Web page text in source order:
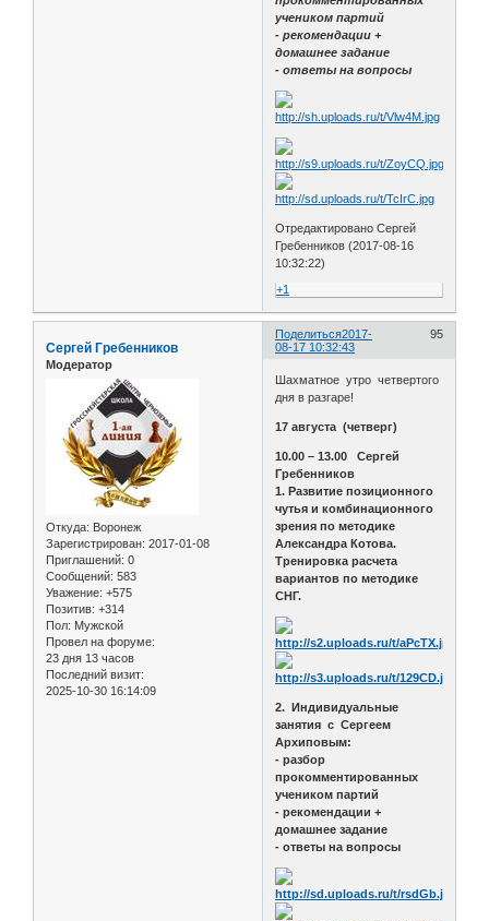
учеником партий
- рекомендации +
домашнее задание
- ответы на вопросы
Отредактировано Сергей
Гребенников (2017-08-16
10:32:22)
+1
Поделиться 95
2017-
08-17 10:32:43
Сергей Гребенников
Модератор
Откуда: Воронеж
Зарегистрирован: 2017-01-08
Приглашений: 0
Сообщений: 583
Уважение: +575
Позитив: +314
Пол: Мужской
Провел на форуме:
23 дня 13 часов
Последний визит:
2025-10-30 16:14:09
Шахматное утро четвертого
дня в разгаре!
17 августа (четверг)
10.00 – 13.00 Сергей
Гребенников
1. Развитие позиционного
чутья и комбинационного
зрения по методике
Александра Котова.
Тренировка расчета
вариантов по методике
СНГ.
2. Индивидуальные
занятия с Сергеем
Архиповым:
- разбор
прокомментированных
учеником партий
- рекомендации +
домашнее задание
- ответы на вопросы